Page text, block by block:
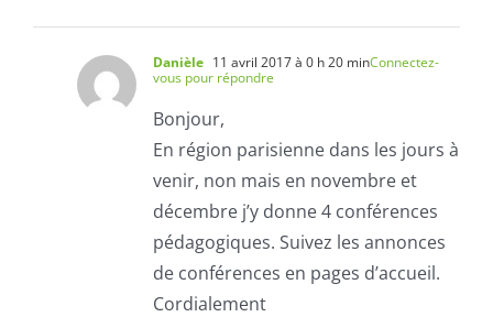
Danièle 11 avril 2017 à 0 h 20 minConnectez-
vous pour répondre
Bonjour,
En région parisienne dans les jours à
venir, non mais en novembre et
décembre j’y donne 4 conférences
pédagogiques. Suivez les annonces
de conférences en pages d’accueil.
Cordialement